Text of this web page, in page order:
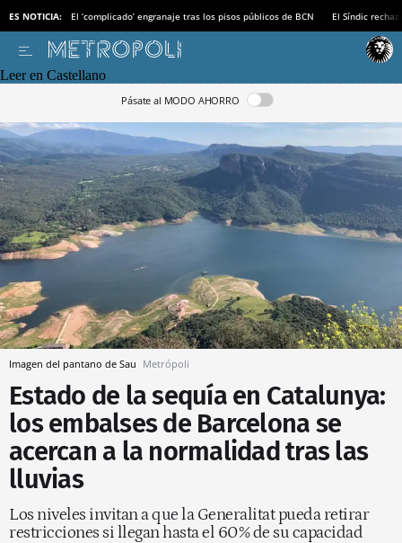
ES NOTICIA: El ‘complicado’ engranaje tras los pisos públicos de BCN El Síndic
Leer en Castellano
Pásate al MODO AHORRO
Imagen del pantano de Sau Metrópoli
Estado de la sequía en Catalunya:
los embalses de Barcelona se
acercan a la normalidad tras las
lluvias
Los niveles invitan a que la Generalitat pueda retirar
restricciones si llegan hasta el 60% de su capacidad